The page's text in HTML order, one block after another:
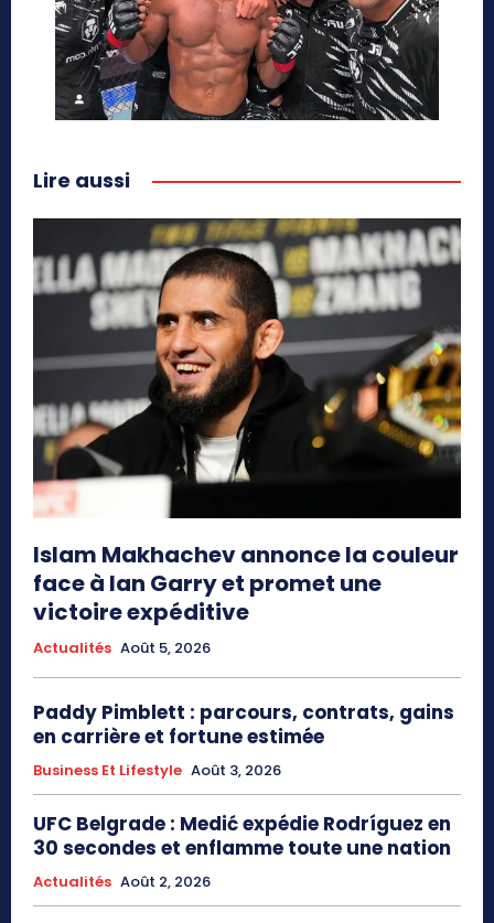
Lire aussi
Islam Makhachev annonce la couleur
face à Ian Garry et promet une
victoire expéditive
Actualités Août 5, 2026
Paddy Pimblett : parcours, contrats, gains
en carrière et fortune estimée
Business Et Lifestyle Août 3, 2026
UFC Belgrade : Medić expédie Rodríguez en
30 secondes et enflamme toute une nation
Actualités Août 2, 2026